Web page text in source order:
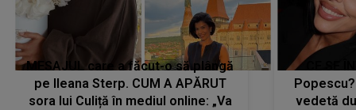
MESAJUL care a făcut-o să plângă
pe Ileana Sterp. CUM A APĂRUT
sora lui Culiță în mediul online: „Va
vedetă